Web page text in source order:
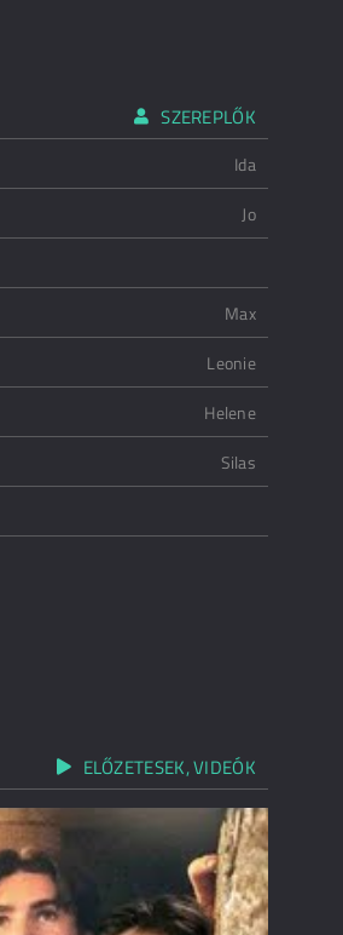
SZEREPLŐK
Ida
Jo
Max
Leonie
Helene
Silas
ELŐZETESEK, VIDEÓK